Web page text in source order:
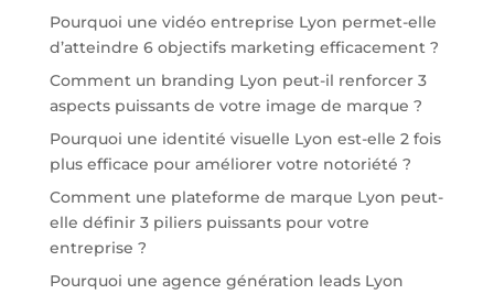
Pourquoi une vidéo entreprise Lyon permet-elle
d’atteindre 6 objectifs marketing efficacement ?
Comment un branding Lyon peut-il renforcer 3
aspects puissants de votre image de marque ?
Pourquoi une identité visuelle Lyon est-elle 2 fois
plus efficace pour améliorer votre notoriété ?
Comment une plateforme de marque Lyon peut-
elle définir 3 piliers puissants pour votre
entreprise ?
Pourquoi une agence génération leads Lyon